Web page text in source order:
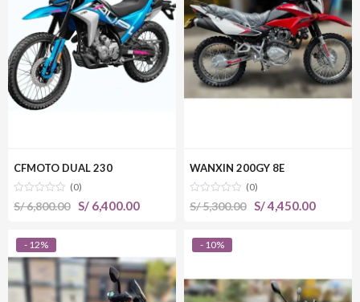
CFMOTO DUAL 230
(0)
S/6,800.00
El
era:
S/ 6,800.00.
S/ 6,400.00El
es:
S/ 6,400.00.
WANXIN 200GY 8E
(0)
S/5,300.00
El
S/ 5,300.00.
S/4,450.00El
S/
- 12% - 10%